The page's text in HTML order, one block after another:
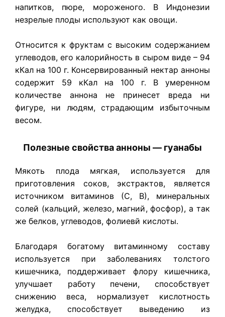
напитков, пюре, мороженого. В Индонезии
незрелые плоды используют как овощи.
Относится к фруктам с высоким содержанием
углеводов, его калорийность в сыром виде – 94
кКал на 100 г. Консервированный нектар анноны
содержит 59 кКал на 100 г. В умеренном
количестве аннона не принесет вреда ни
фигуре, ни людям, страдающим избыточным
весом.
Полезные свойства анноны — гуанабы
Мякоть плода мягкая, используется для
приготовления соков, экстрактов, является
источником витаминов (С, В), минеральных
солей (кальций, железо, магний, фосфор), а так
же белков, углеводов, фолиевй кислоты.
Благодаря богатому витаминному составу
используется при заболеваниях толстого
кишечника, поддерживает флору кишечника,
улучшает работу печени, способствует
снижению веса, нормализует кислотность
желудка, способствует выведению из